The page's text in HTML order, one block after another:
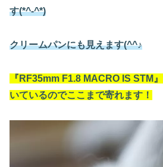
す(*^-^*)
クリームパンにも見えます(^^♪
『RF35mm F1.8 MACRO IS STM』
いているのでここまで寄れます！